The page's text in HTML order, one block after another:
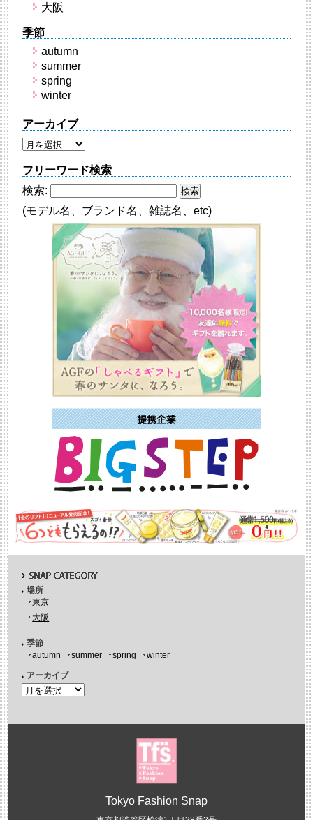
大阪
季節
autumn
summer
spring
winter
アーカイブ
フリーワード検索
検索:
(モデル名、ブランド名、雑誌名、etc)
場所
東京
大阪
季節
autumn
summer spring winter
アーカイブ
Tokyo Fashion Snap